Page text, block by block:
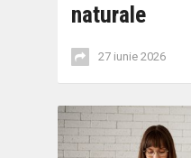
naturale
27 iunie 2026